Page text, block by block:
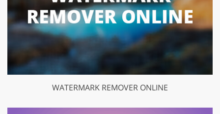
WATERMARK REMOVER ONLINE